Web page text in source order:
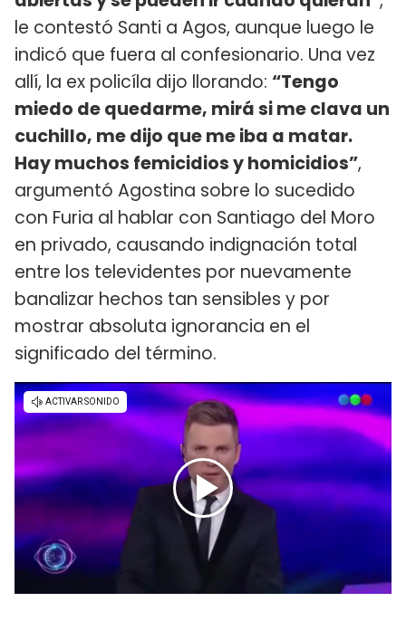
le contestó Santi a Agos, aunque luego le
indicó que fuera al confesionario. Una vez
allí, la ex policíla dijo llorando: “Tengo
miedo de quedarme, mirá si me clava un
cuchillo, me dijo que me iba a matar.
Hay muchos femicidios y homicidios”,
argumentó Agostina sobre lo sucedido
con Furia al hablar con Santiago del Moro
en privado, causando indignación total
entre los televidentes por nuevamente
banalizar hechos tan sensibles y por
mostrar absoluta ignorancia en el
significado del término.